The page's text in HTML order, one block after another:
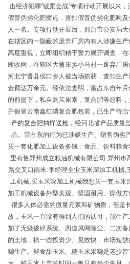
击经济犯罪“破案会战”专项行动开展以来
假冒伪劣化肥窝点，查扣假冒伪劣化肥吨
人一名。专项行动开展后，邢台市公安局
在辖区内一隐蔽的废弃厂房内有人涉嫌生
高度重视，立即组织精干警力展开调查，
断收网，在辖区大曹庄乡小马村一废弃厂
河北宁晋县侯口乡人被当场抓获，查扣生
金额达万余元。经依法查明，雷占东自年
的前提下，私自购买尿素，复合肥等原料
并假冒云南鑫红磷复合肥包装，已生产待
产的复合肥抽样送检，经河北省产品质量
品。雷占东的行为已涉嫌生产、销售伪劣
买一套化肥加工设备多钱：食品、饮料粮
里有售郑州成立粮油机械有限公司:郑州市
路交叉口南米:李经理企业玉米深加工机械,
工机械,买玉米深加工机械我想买一套玉米
加工机械设备外型美观、坚固耐用、操做
很多人体必需的微量元素和矿物质，但是
故，玉米一直没有得到人们的认可，能生
加了无级破碎系统、四道风网除尘、二次
的土地，搞一些投资少、见效快，市场短
穗生产。鲜食甜玉米、糯玉米果穗是老少